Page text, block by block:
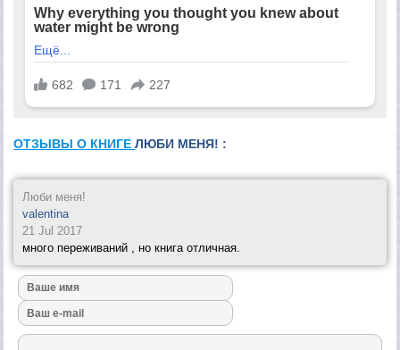
ОТЗЫВЫ О КНИГЕЛЮБИ МЕНЯ! :
Люби меня!
valentina
21 Jul 2017
много переживаний , но книга отличная.